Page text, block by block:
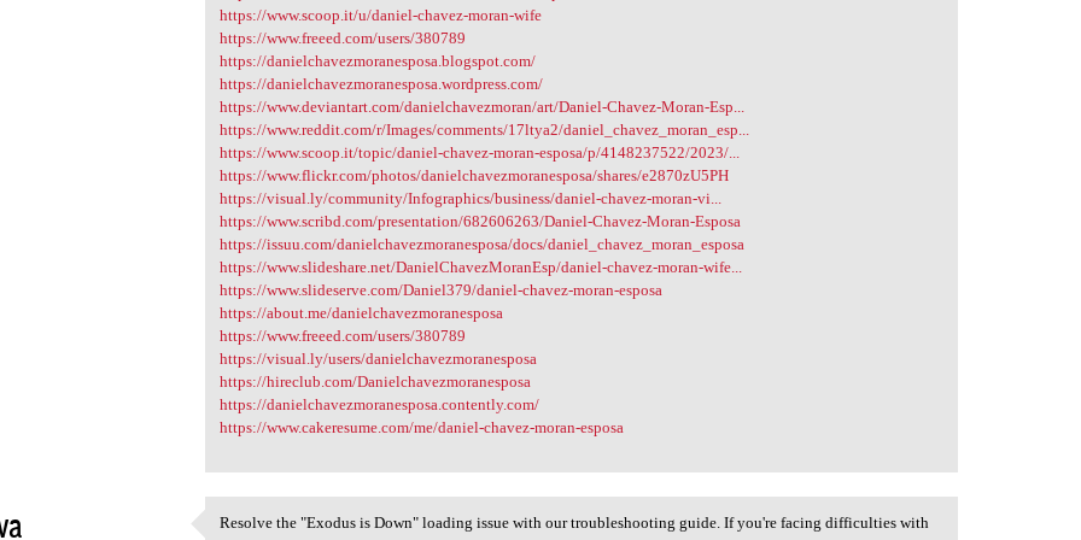
https://www.scoop.it/u/daniel-chavez-moran-wife
https://www.freeed.com/users/380789
https://danielchavezmoranesposa.blogspot.com/
https://danielchavezmoranesposa.wordpress.com/
https://www.deviantart.com/danielchavezmoran/art/Daniel-Chavez-Moran-Esp...
https://www.reddit.com/r/Images/comments/17ltya2/daniel_chavez_moran_esp...
https://www.scoop.it/topic/daniel-chavez-moran-esposa/p/4148237522/2023/...
https://www.flickr.com/photos/danielchavezmoranesposa/shares/e2870zU5PH
https://visual.ly/community/Infographics/business/daniel-chavez-moran-vi...
https://www.scribd.com/presentation/682606263/Daniel-Chavez-Moran-Esposa
https://issuu.com/danielchavezmoranesposa/docs/daniel_chavez_moran_esposa
https://www.slideshare.net/DanielChavezMoranEsp/daniel-chavez-moran-wife...
https://www.slideserve.com/Daniel379/daniel-chavez-moran-esposa
https://about.me/danielchavezmoranesposa
https://www.freeed.com/users/380789
https://visual.ly/users/danielchavezmoranesposa
https://hireclub.com/Danielchavezmoranesposa
https://danielchavezmoranesposa.contently.com/
https://www.cakeresume.com/me/daniel-chavez-moran-esposa
Resolve the "Exodus is Down" loading issue with our troubleshooting guide. If you're facing difficulties with